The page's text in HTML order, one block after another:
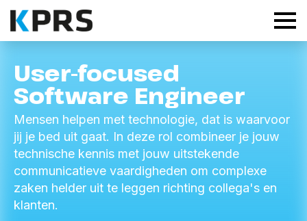
User-focused
Software Engineer
Mensen helpen met technologie, dat is waarvoor
jij je bed uit gaat. In deze rol combineer je jouw
technische kennis met jouw uitstekende
communicatieve vaardigheden om complexe
zaken helder uit te leggen richting collega's en
klanten.